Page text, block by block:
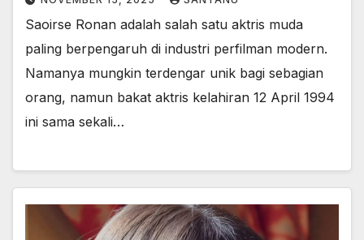
Saoirse Ronan adalah salah satu aktris muda
paling berpengaruh di industri perfilman modern.
Namanya mungkin terdengar unik bagi sebagian
orang, namun bakat aktris kelahiran 12 April 1994
ini sama sekali…